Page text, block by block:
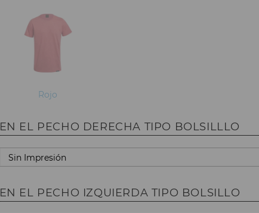
Rojo
EN EL PECHO DERECHA TIPO BOLSILLLO
EN EL PECHO IZQUIERDA TIPO BOLSILLO